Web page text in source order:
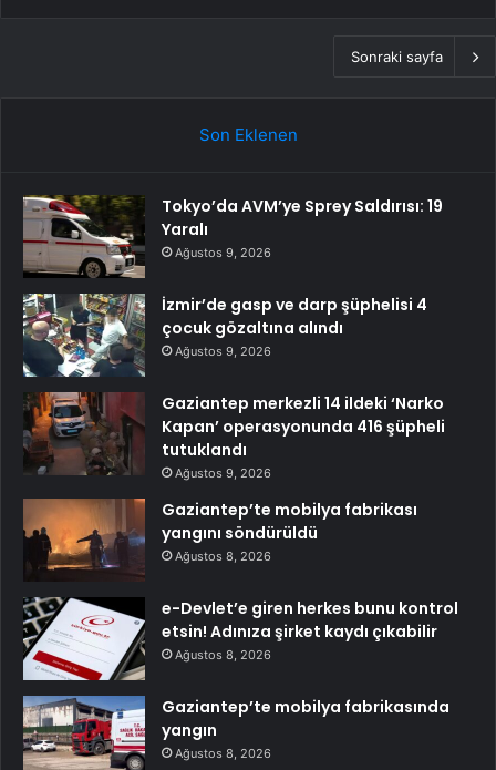
Sonraki sayfa
Son Eklenen
Tokyo’da AVM’ye Sprey Saldırısı: 19
Yaralı
Ağustos 9, 2026
İzmir’de gasp ve darp şüphelisi 4
çocuk gözaltına alındı
Ağustos 9, 2026
Gaziantep merkezli 14 ildeki ‘Narko
Kapan’ operasyonunda 416 şüpheli
tutuklandı
Ağustos 9, 2026
Gaziantep’te mobilya fabrikası
yangını söndürüldü
Ağustos 8, 2026
e-Devlet’e giren herkes bunu kontrol
etsin! Adınıza şirket kaydı çıkabilir
Ağustos 8, 2026
Gaziantep’te mobilya fabrikasında
yangın
Ağustos 8, 2026